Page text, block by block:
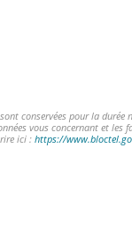
conservées pour la
vous concernant et les
ici : https://